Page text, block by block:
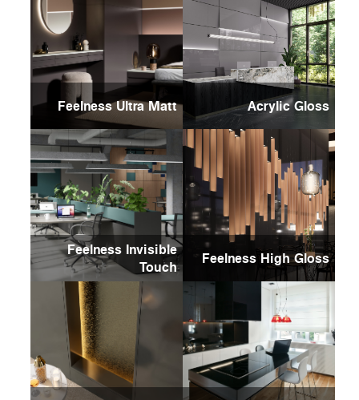
Acrylic Gloss
Feelness Ultra Matt
Feelness High Gloss
Feelness Invisible
Touch